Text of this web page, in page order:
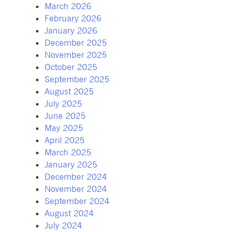
March 2026
February 2026
January 2026
December 2025
November 2025
October 2025
September 2025
August 2025
July 2025
June 2025
May 2025
April 2025
March 2025
January 2025
December 2024
November 2024
September 2024
August 2024
July 2024